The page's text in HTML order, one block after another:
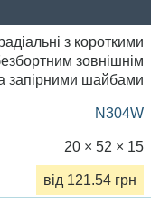
з короткими
зовнішнім
запірними шайбами
N304W
20 × 52 × 15
від 121.54 грн